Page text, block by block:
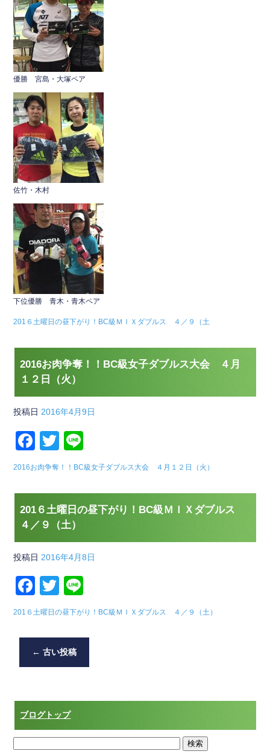
o
k
優勝 宮島・大塚ペア
佐竹・木村
下位優勝 青木・青木ペア
201６土曜日の昼下がり！BC級ＭＩＸダブルス ４／９（土
2016お肉争奪！！BC級女子ダブルス大会 ４月
１２日（火）
投稿日 2016年4月9日
F
a
e
b
o
o
k
T
wi
er
n
2016お肉争奪！！BC級女子ダブルス大会 ４月１２日（火）
201６土曜日の昼下がり！BC級ＭＩＸダブルス
４／９（土）
投稿日 2016年4月8日
F
a
e
b
o
k
T
wi
er
n
201６土曜日の昼下がり！BC級ＭＩＸダブルス ４／９（土）
← 古い投稿
ブログトップ